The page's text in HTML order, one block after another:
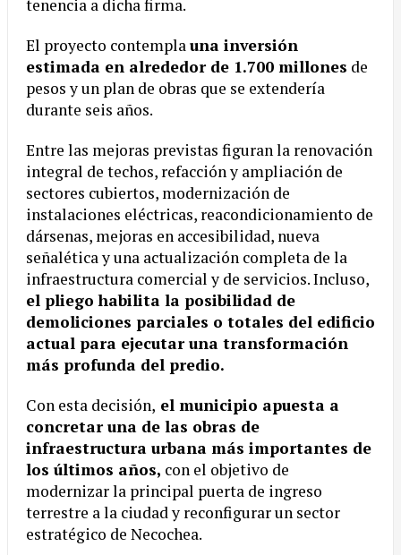
tenencia a dicha firma.
El proyecto contempla una inversión
estimada en alrededor de 1.700 millones de
pesos y un plan de obras que se extendería
durante seis años.
Entre las mejoras previstas figuran la renovación
integral de techos, refacción y ampliación de
sectores cubiertos, modernización de
instalaciones eléctricas, reacondicionamiento de
dársenas, mejoras en accesibilidad, nueva
señalética y una actualización completa de la
infraestructura comercial y de servicios. Incluso,
el pliego habilita la posibilidad de
demoliciones parciales o totales del edificio
actual para ejecutar una transformación
más profunda del predio.
Con esta decisión, el municipio apuesta a
concretar una de las obras de
infraestructura urbana más importantes de
los últimos años, con el objetivo de
modernizar la principal puerta de ingreso
terrestre a la ciudad y reconfigurar un sector
estratégico de Necochea.